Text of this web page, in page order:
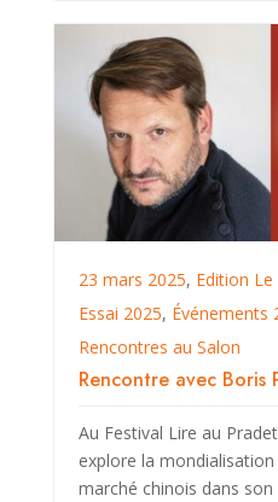
23 mars 2025, Edition
Essai 2025, Événements
Rencontres au Salon
Rencontre avec Boris
Au Festival Lire au
explore la mondialisation
marché chinois dans